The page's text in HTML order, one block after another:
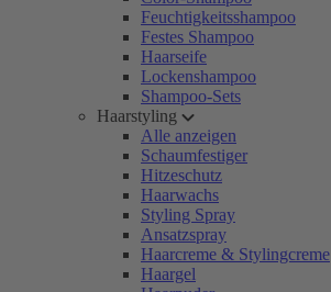
Feuchtigkeitsshampoo
Festes Shampoo
Haarseife
Lockenshampoo
Shampoo-Sets
Haarstyling
Alle anzeigen
Schaumfestiger
Hitzeschutz
Haarwachs
Styling Spray
Ansatzspray
Haarcreme & Stylingcreme
Haargel